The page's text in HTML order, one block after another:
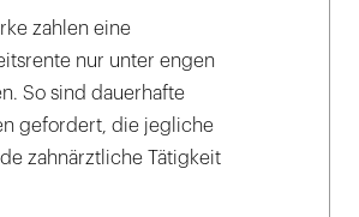
zahlen eine
nur unter engen
So sind dauerhafte
gefordert, die jegliche
zahnärztliche Tätigkeit